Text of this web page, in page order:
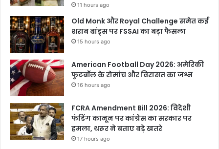
11 hours ago
Old Monk और Royal Challenge समेत कई
शराब ब्रांड्स पर FSSAI का बड़ा फैसला
15 hours ago
American Football Day 2026: अमेरिकी
फुटबॉल के रोमांच और विरासत का जश्न
16 hours ago
FCRA Amendment Bill 2026: विदेशी
फंडिंग कानून पर कांग्रेस का सरकार पर
हमला, थरूर ने बताए बड़े खतरे
17 hours ago